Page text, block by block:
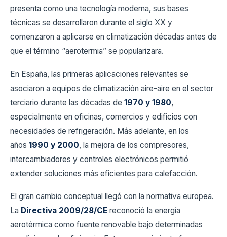
presenta como una tecnología moderna, sus bases
técnicas se desarrollaron durante el siglo XX y
comenzaron a aplicarse en climatización décadas antes de
que el término “aerotermia” se popularizara.
En España, las primeras aplicaciones relevantes se
asociaron a equipos de climatización aire-aire en el sector
terciario durante las décadas de 1970 y 1980,
especialmente en oficinas, comercios y edificios con
necesidades de refrigeración. Más adelante, en los
años 1990 y 2000, la mejora de los compresores,
intercambiadores y controles electrónicos permitió
extender soluciones más eficientes para calefacción.
El gran cambio conceptual llegó con la normativa europea.
La Directiva 2009/28/CE reconoció la energía
aerotérmica como fuente renovable bajo determinadas